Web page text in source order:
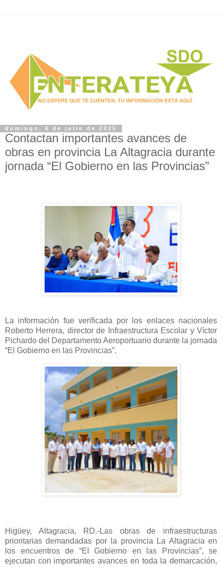
domingo, 6 de julio de 2025
Contactan importantes avances de
obras en provincia La Altagracia durante
jornada “El Gobierno en las Provincias”
La información fue verificada por los enlaces nacionales
Roberto Herrera, director de Infraestructura Escolar y Víctor
Pichardo del Departamento Aeroportuario durante la jornada
“El Gobierno en las Provincias”.
Higüey, Altagracia, RD.-Las obras de infraestructuras
prioritarias demandadas por la provincia La Altagracia en
los encuentros de “El Gobierno en las Provincias”, se
ejecutan con importantes avances en toda la demarcación,